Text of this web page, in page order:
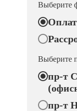
Выберите
Выберите
пр-т
пр-т